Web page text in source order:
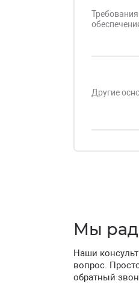
Другие
Мы
Наши
вопрос.
обратный